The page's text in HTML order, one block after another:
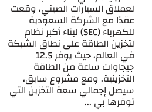
لعملاق السيارات الصيني، وقعت
عقدًا مع الشركة السعودية
للكهرباء (SEC) لبناء أكبر نظام
لتخزين الطاقة على نطاق الشبكة
في العالم، حيث يوفر 12.5
جيجاوات ساعة من الطاقة
التخزينية. ومع مشروع سابق،
سيصل إجمالي سعة التخزين التي
توفرها بي ...